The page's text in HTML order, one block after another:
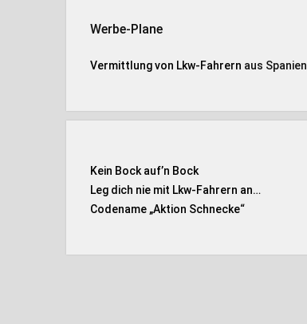
Werbe-Plane
Vermittlung von Lkw-Fahrern aus Spanien
Kein Bock auf’n Bock
Leg dich nie mit Lkw-Fahrern an…
Codename „Aktion Schnecke“